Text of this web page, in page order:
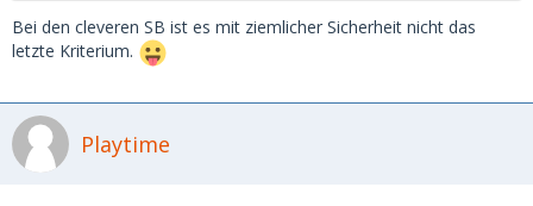
Bei den cleveren SB ist es mit ziemlicher Sicherheit nicht das
letzte Kriterium.
Playtime